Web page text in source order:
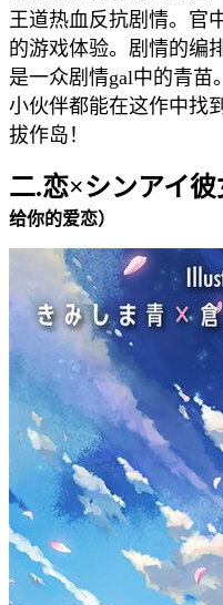
王道热血反抗剧情。官
的游戏体验。剧情的编
是一众剧情gal中的青苗
小伙伴都能在这作中找
拔作岛！
二.恋×シンアイ彼
给你的爱恋）